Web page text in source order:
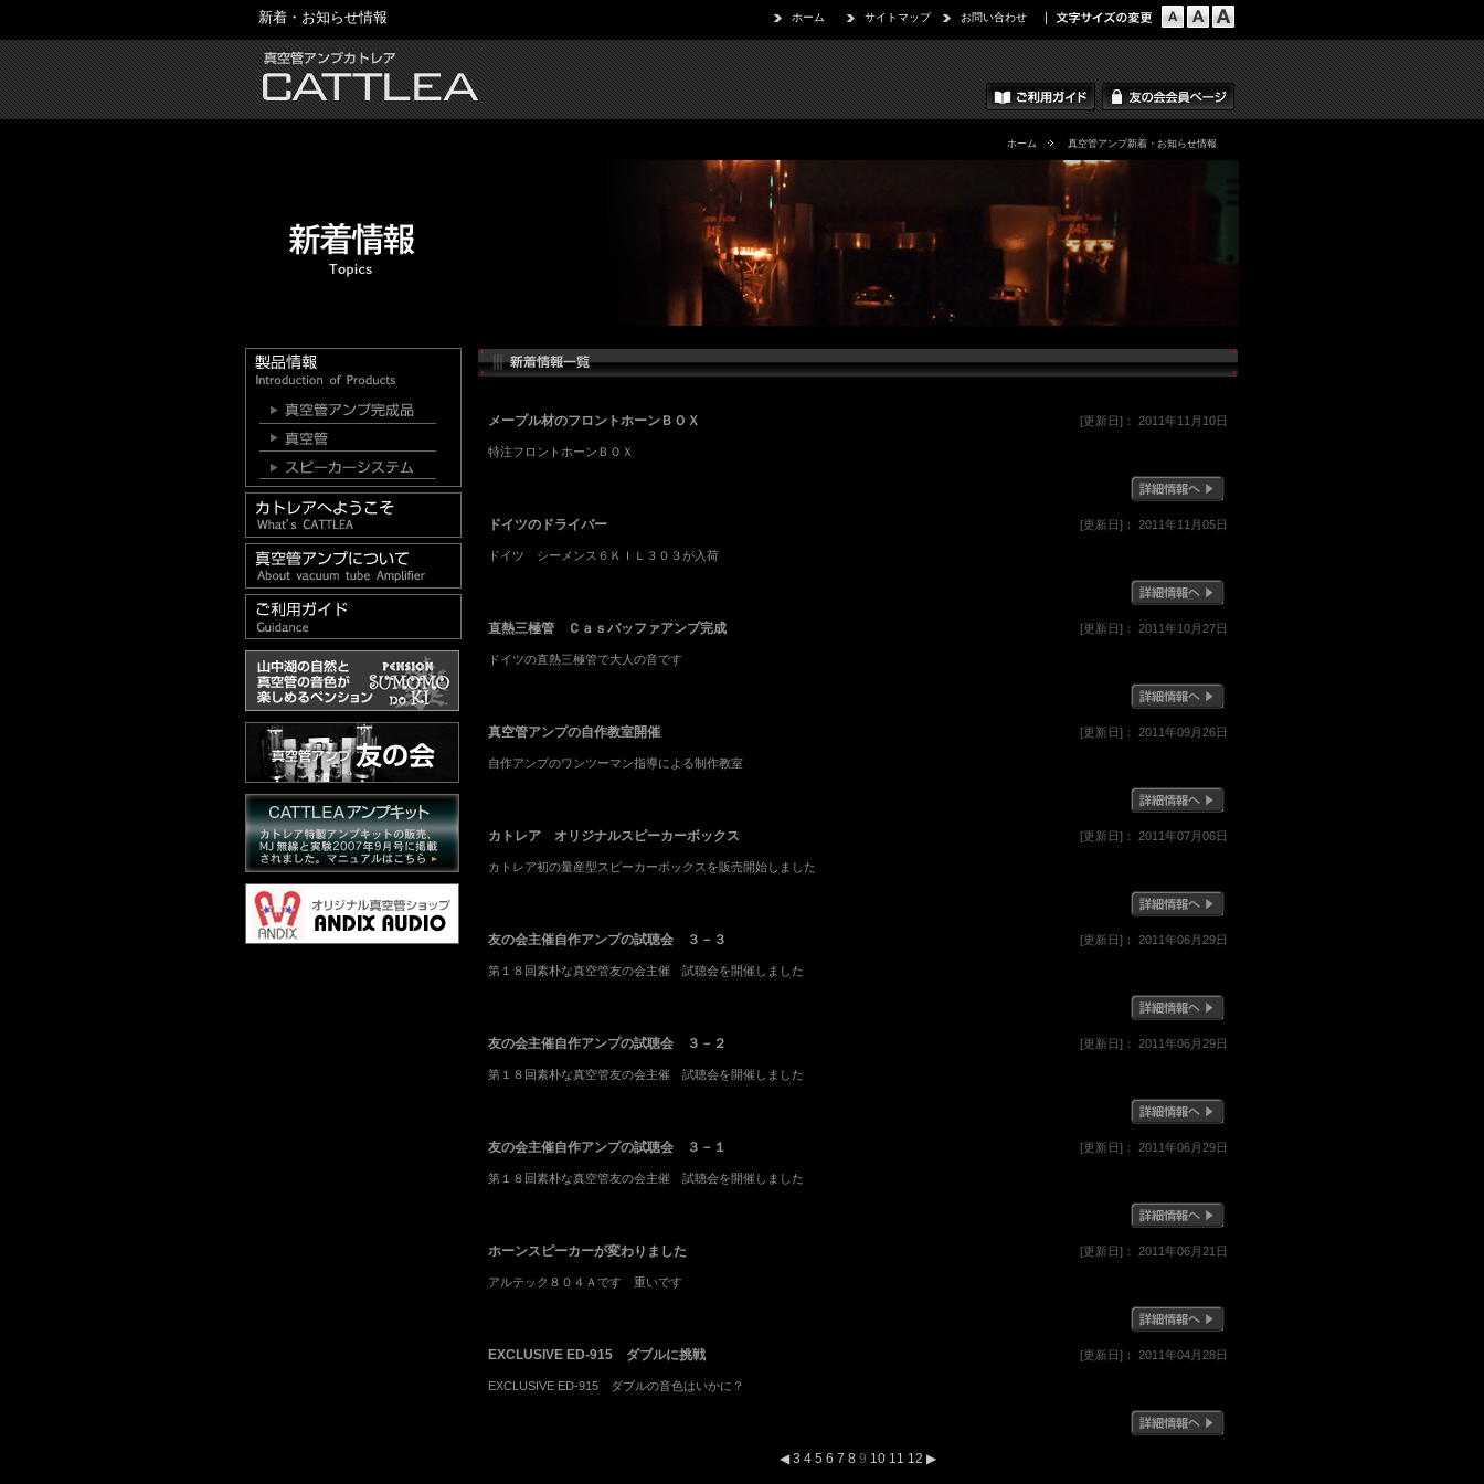
新着・お知らせ情報 ホーム サイトマップ お問い合わせ
ホーム 真空管アンプ新着・お知らせ情報
メープル材のフロントホーンＢＯＸ [更新日]： 2011年11月10日
特注フロントホーンＢＯＸ
ドイツのドライバー [更新日]： 2011年11月05日
ドイツ シーメンス６ＫＩＬ３０３が入荷
直熱三極管 Ｃａｓバッファアンプ完成 [更新日]： 2011年10月27日
ドイツの直熱三極管で大人の音です
真空管アンプの自作教室開催 [更新日]： 2011年09月26日
自作アンプのワンツーマン指導による制作教室
カトレア オリジナルスピーカーボックス [更新日]： 2011年07月06日
カトレア初の量産型スピーカーボックスを販売開始しました
友の会主催自作アンプの試聴会 ３－３ [更新日]： 2011年06月29日
第１８回素朴な真空管友の会主催 試聴会を開催しました
友の会主催自作アンプの試聴会 ３－２ [更新日]： 2011年06月29日
第１８回素朴な真空管友の会主催 試聴会を開催しました
友の会主催自作アンプの試聴会 ３－１ [更新日]： 2011年06月29日
第１８回素朴な真空管友の会主催 試聴会を開催しました
ホーンスピーカーが変わりました [更新日]： 2011年06月21日
アルテック８０４Ａです 重いです
EXCLUSIVE ED-915 ダブルに挑戦 [更新日]： 2011年04月28日
EXCLUSIVE ED-915 ダブルの音色はいかに？
◀ 3 4 5 6 7 8 9 10 11 12 ▶